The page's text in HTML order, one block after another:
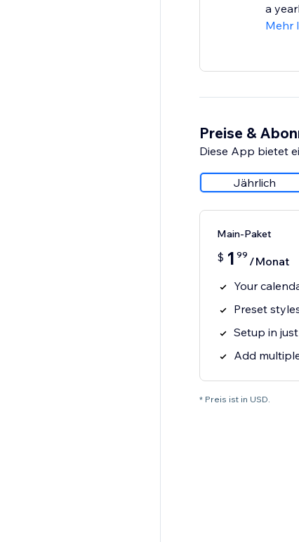
a
Mehr
Preise &
Diese App bietet
Jährlich
Main-Paket
$ 1 99 /Monat
Your
Preset
Setup in
Add
* Preis ist in USD.